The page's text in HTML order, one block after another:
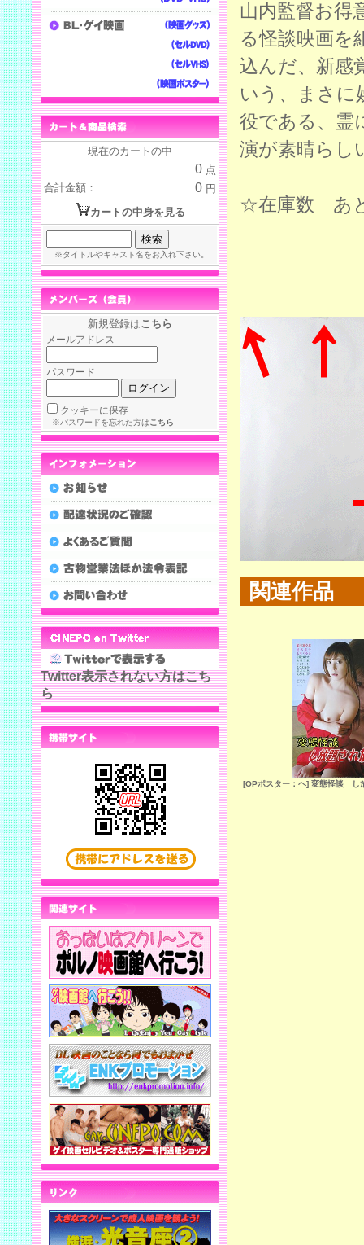
山内監督お得
る怪談映画を
込んだ、新感
いう、まさに
役である、霊
演が素晴らし
☆在庫数 あ
関連作品
[OPポスター：ヘ] 変態怪談 し
現在のカートの中
0 点
合計金額：
0 円
カートの中身を見る
※タイトルやキャスト名をお入れ下さい。
新規登録はこちら
メールアドレス
パスワード
クッキーに保存
※パスワードを忘れた方はこちら
Twitter表示されない方はこち
ら